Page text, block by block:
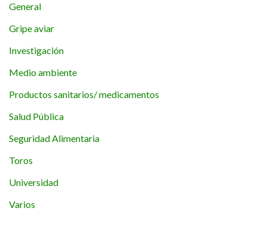
General
Gripe aviar
Investigación
Medio ambiente
Productos sanitarios/ medicamentos
Salud Pública
Seguridad Alimentaria
Toros
Universidad
Varios